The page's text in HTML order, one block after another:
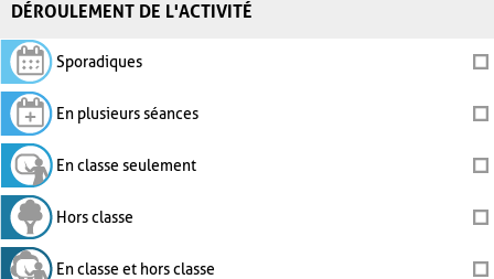
DÉROULEMENT DE L'ACTIVITÉ
Sporadiques
En plusieurs séances
En classe seulement
Hors classe
En classe et hors classe